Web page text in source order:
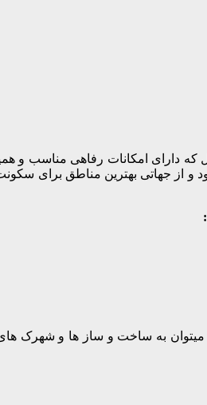
که دارای امکانات رفاهی مناسب و
و از جهاتی بهترین مناطق برای
میتوان به ساخت و ساز ها و شهرک های